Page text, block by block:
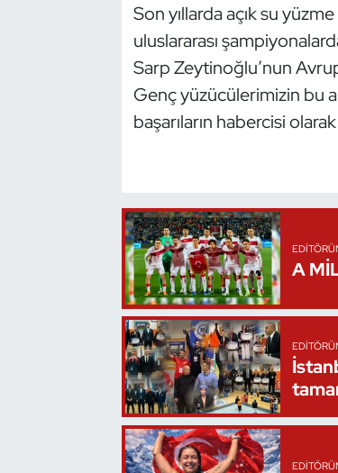
Son yıllarda açık su
uluslararası
Sarp Zeytinoğlu’nun
Genç yüzücülerimizin bu
başarıların habercisi
A
Modern Pentatlon
Oryantiring
Özel Sporcular
Paralimpik